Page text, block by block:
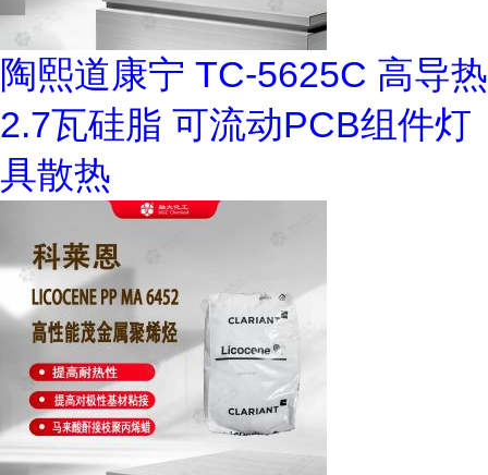
陶熙道康宁 TC-5625C 高导热
2.7瓦硅脂 可流动PCB组件灯
具散热